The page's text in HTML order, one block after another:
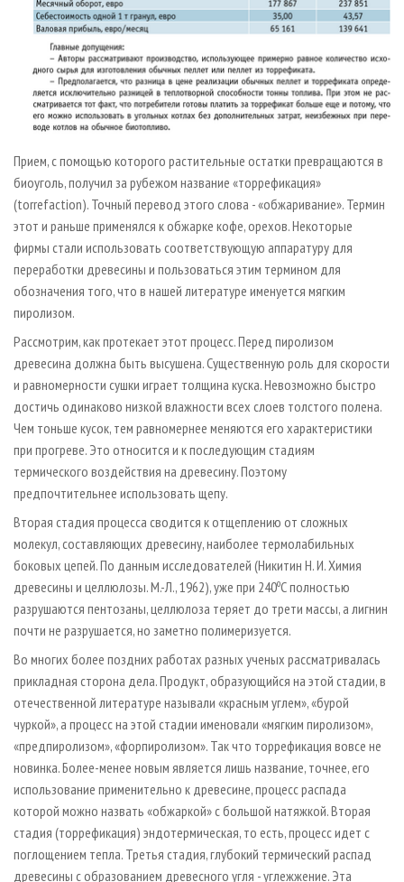
Прием, с помощью которого растительные остатки превращаются в
биоуголь, получил за рубежом название «торрефикация»
(torrefaction). Точный перевод этого слова - «обжаривание». Термин
этот и раньше применялся к обжарке кофе, орехов. Некоторые
фирмы стали использовать соответствующую аппаратуру для
переработки древесины и пользоваться этим термином для
обозначения того, что в нашей литературе именуется мягким
пиролизом.
Рассмотрим, как протекает этот процесс. Перед пиролизом
древесина должна быть высушена. Существенную роль для скорости
и равномерности сушки играет толщина куска. Невозможно быстро
достичь одинаково низкой влажности всех слоев толстого полена.
Чем тоньше кусок, тем равномернее меняются его характеристики
при прогреве. Это относится и к последующим стадиям
термического воздействия на древесину. Поэтому
предпочтительнее использовать щепу.
Вторая стадия процесса сводится к отщеплению от сложных
молекул, составляющих древесину, наиболее термолабильных
боковых цепей. По данным исследователей (Никитин Н. И. Химия
древесины и целлюлозы. М.-Л., 1962), уже при 240оС полностью
разрушаются пентозаны, целлюлоза теряет до трети массы, а лигнин
почти не разрушается, но заметно полимеризуется.
Во многих более поздних работах разных ученых рассматривалась
прикладная сторона дела. Продукт, образующийся на этой стадии, в
отечественной литературе называли «красным углем», «бурой
чуркой», а процесс на этой стадии именовали «мягким пиролизом»,
«предпиролизом», «форпиролизом». Так что торрефикация вовсе не
новинка. Более-­менее новым является лишь название, точнее, его
использование применительно к древесине, процесс распада
которой можно назвать «обжаркой» с большой натяжкой. Вторая
стадия (торрефикация) эндотермическая, то есть, процесс идет с
поглощением тепла. Третья стадия, глубокий термический распад
древесины с образованием древесного угля - углежжение. Эта